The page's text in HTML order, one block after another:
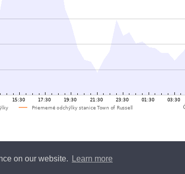
on our website. Learn more